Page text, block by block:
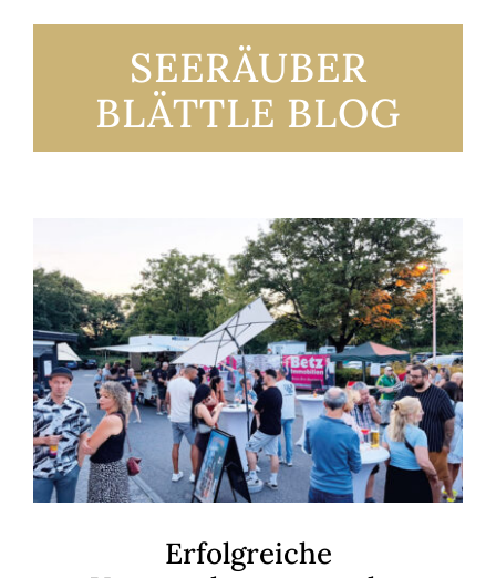
SEERÄUBER
BLÄTTLE BLOG
Erfolgreiche